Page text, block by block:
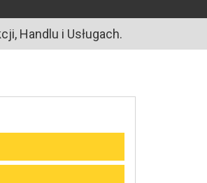
Handlu i Usługach.